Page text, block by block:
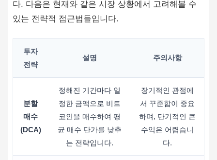
다. 다음은 현재와 같은 시장 상황에서 고려해볼 수
있는 전략적 접근법들입니다.
투자
전략
설명 주의사항
분할
매수
(DCA)
정해진 기간마다 일
정한 금액으로 비트
코인을 매수하여 평
균 매수 단가를 낮추
는 전략입니다.
장기적인 관점에
서 꾸준함이 중요
하며, 단기적인 큰
수익은 어렵습니
다.